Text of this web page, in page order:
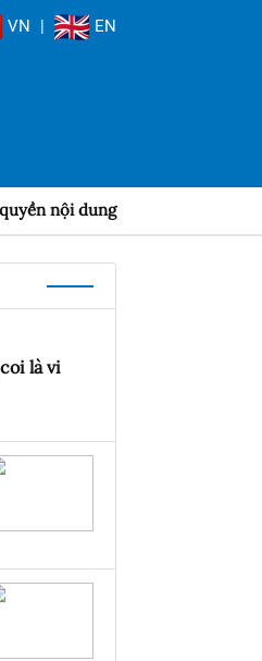
VN | EN
nội dung
là vi